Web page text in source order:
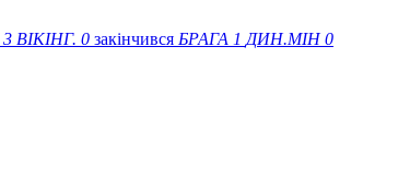
3 ВІКІНГ. 0 закінчився БРАГА 1 ДИН.МІН 0